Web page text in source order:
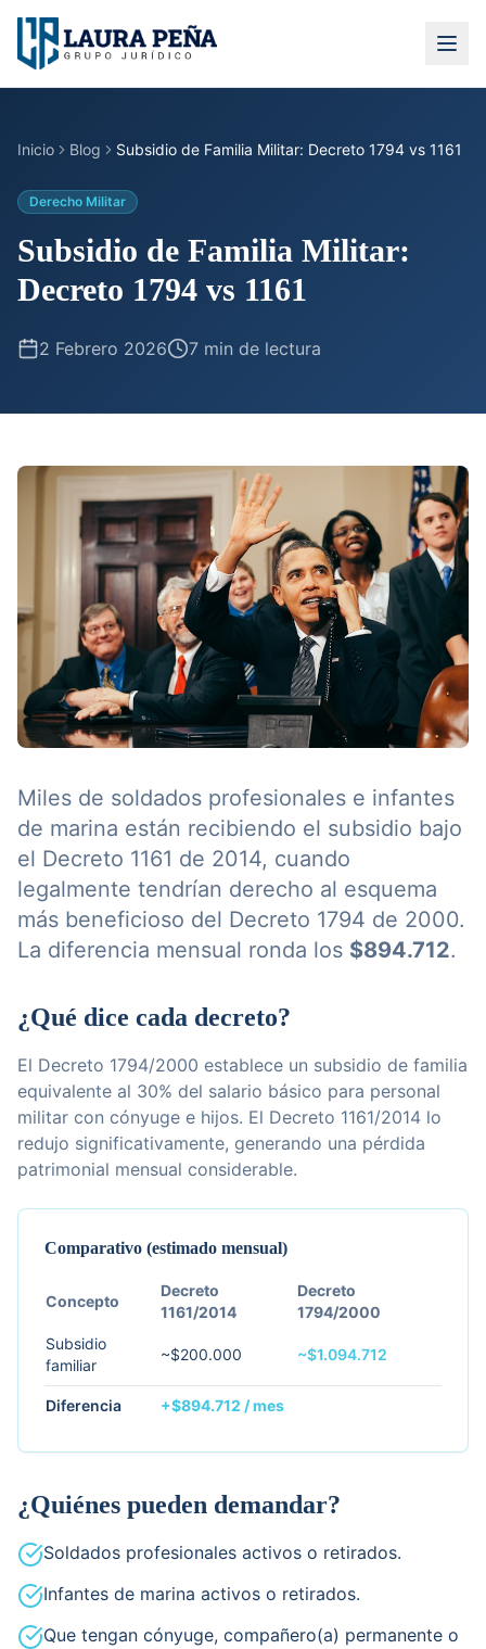
Inicio Blog Subsidio de Familia Militar: Decreto 1794 vs 1161
Derecho Militar
Subsidio de Familia Militar:
Decreto 1794 vs 1161
2 Febrero 2026 7 min de lectura
Miles de soldados profesionales e infantes
de marina están recibiendo el subsidio bajo
el Decreto 1161 de 2014, cuando
legalmente tendrían derecho al esquema
más beneficioso del Decreto 1794 de 2000.
La diferencia mensual ronda los $894.712.
¿Qué dice cada decreto?
El Decreto 1794/2000 establece un subsidio de familia
equivalente al 30% del salario básico para personal
militar con cónyuge e hijos. El Decreto 1161/2014 lo
redujo significativamente, generando una pérdida
patrimonial mensual considerable.
Comparativo (estimado mensual)
Concepto
Decreto
1161/2014
Decreto
1794/2000
Subsidio
familiar
~$200.000 ~$1.094.712
Diferencia +$894.712 / mes
¿Quiénes pueden demandar?
Soldados profesionales activos o retirados.
Infantes de marina activos o retirados.
Que tengan cónyuge, compañero(a) permanente o